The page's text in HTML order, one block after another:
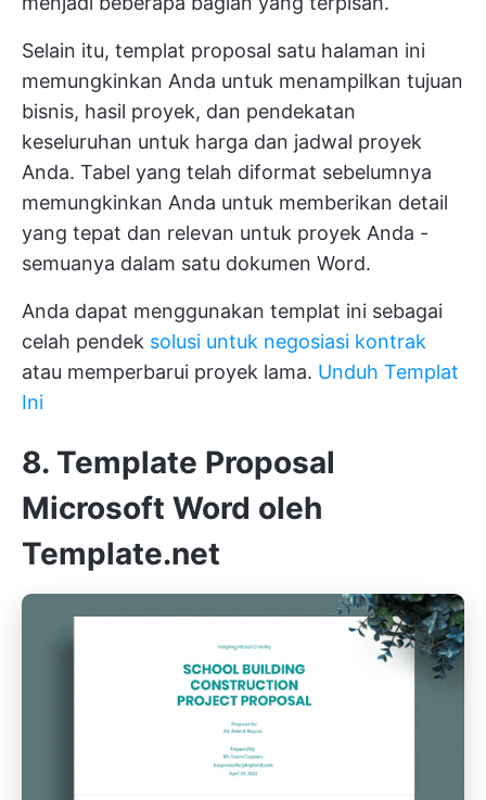
Selain itu, templat proposal satu halaman ini
memungkinkan Anda untuk menampilkan tujuan
bisnis, hasil proyek, dan pendekatan
keseluruhan untuk harga dan jadwal proyek
Anda. Tabel yang telah diformat sebelumnya
memungkinkan Anda untuk memberikan detail
yang tepat dan relevan untuk proyek Anda -
semuanya dalam satu dokumen Word.
Anda dapat menggunakan templat ini sebagai
celah pendek solusi untuk negosiasi kontrak
atau memperbarui proyek lama. Unduh Templat
Ini
8. Template Proposal
Microsoft Word oleh
Template.net